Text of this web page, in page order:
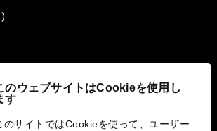
のウェブサイトはCookieを使用し
す
のサイトではCookieを使って、ユーザー
の取り組み
)